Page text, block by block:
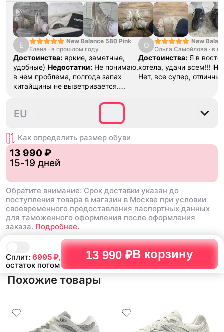
Сплит: 6995₽,
остаток потом
13 990 ₽В корзину
Е
New Balance 580 Pink
Елена · в прошлом году
Достоинства: яркие, заметные,
удобные) Недостатки: Не понимаю,
в чем проблема, полгода запах
китайщины не выветривается.
За свои
деньги вполне норм.
О
New
Ольга Самойлова · в
Достоинства: Я в
хотела, удачи всем!!!
Нет, все супер,
38.5
EU
Как определить размер обуви
13 990 ₽
15-19 дней
Обратите внимание: Срок доставки указан до
поступления товара в магазин в Москве при условии
своевременного предоставления паспортных данных
для таможенного оформления после оформления
заказа. Подробнее.
Похожие товары